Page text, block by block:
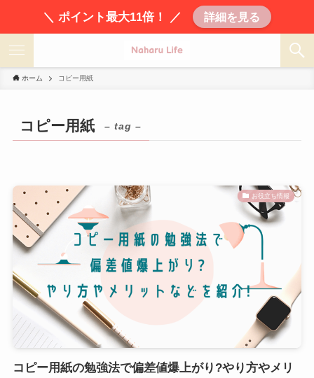
＼ ポイント最大11倍！ ／ 詳細を見る
ホーム コピー用紙
コピー用紙 – tag –
お役立ち情報
コピー用紙の勉強法で偏差値爆上がり?やり方やメリ